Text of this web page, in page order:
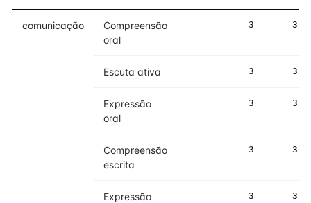
comunicação
Compreensão
oral
3 3
Escuta ativa 3 3
Expressão
oral
3 3
Compreensão
escrita
3 3
Expressão
3 3